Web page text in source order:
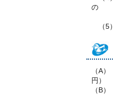
の
再資
（5
（A
（B